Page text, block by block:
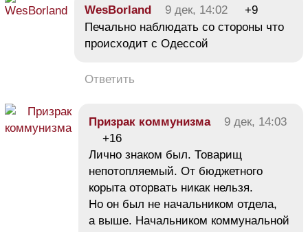
WesBorland 9 дек, 14:02
+9
Печально наблюдать со стороны что
происходит с Одессой
Ответить
Призрак коммунизма
9 дек, 14:03
+16
Лично знаком был. Товарищ
непотопляемый. От бюджетного
корыта оторвать никак нельзя.
Но он был не начальником отдела,
а выше. Начальником коммунальной